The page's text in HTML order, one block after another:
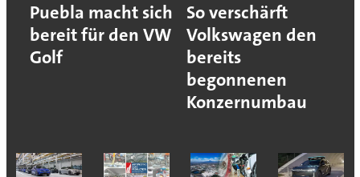
Puebla macht sich
bereit für den VW
Golf
So verschärft
Volkswagen den
bereits
begonnenen
Konzernumbau